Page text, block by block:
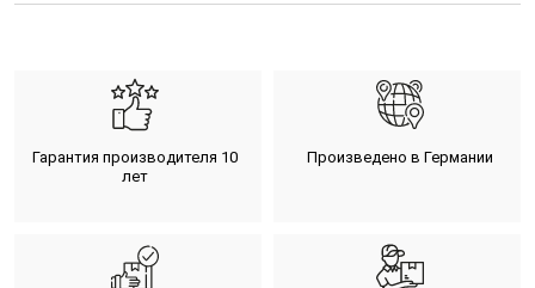
Гарантия производителя 10
лет
Произведено в Германии